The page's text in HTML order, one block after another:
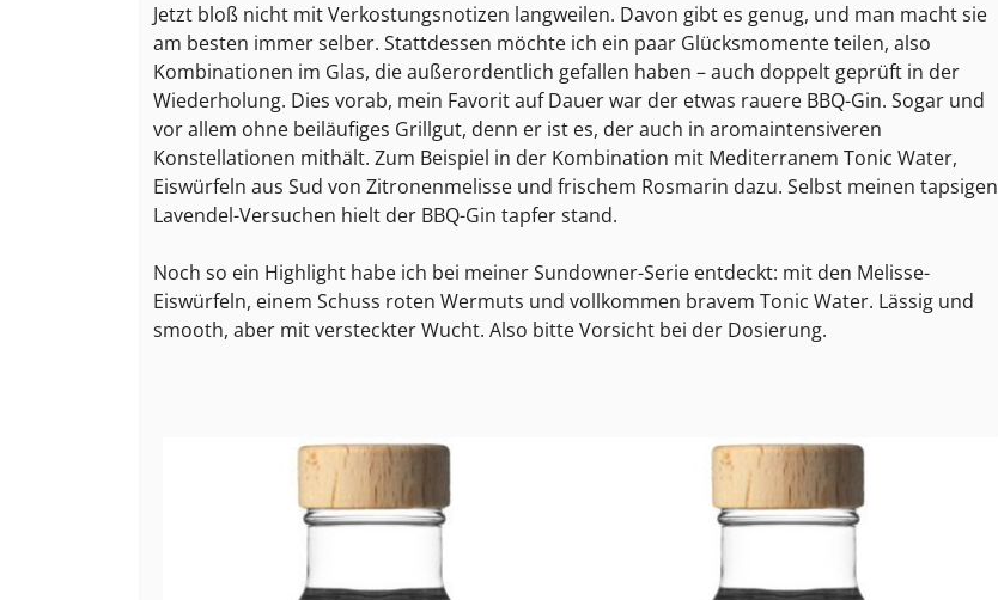
Jetzt bloß nicht mit Verkostungsnotizen langweilen. Davon gibt es genug, und man macht sie
am besten immer selber. Stattdessen möchte ich ein paar Glücksmomente teilen, also
Kombinationen im Glas, die außerordentlich gefallen haben – auch doppelt geprüft in der
Wiederholung. Dies vorab, mein Favorit auf Dauer war der etwas rauere BBQ-Gin. Sogar und
vor allem ohne beiläufiges Grillgut, denn er ist es, der auch in aromaintensiveren
Konstellationen mithält. Zum Beispiel in der Kombination mit Mediterranem Tonic Water,
Eiswürfeln aus Sud von Zitronenmelisse und frischem Rosmarin dazu. Selbst meinen tapsigen
Lavendel-Versuchen hielt der BBQ-Gin tapfer stand.
Noch so ein Highlight habe ich bei meiner Sundowner-Serie entdeckt: mit den Melisse-
Eiswürfeln, einem Schuss roten Wermuts und vollkommen bravem Tonic Water. Lässig und
smooth, aber mit versteckter Wucht. Also bitte Vorsicht bei der Dosierung.